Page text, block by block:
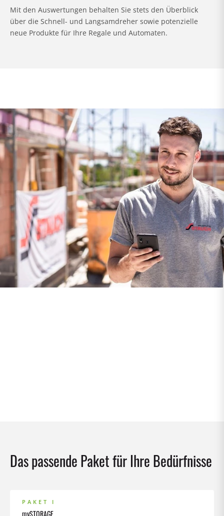
Mit den Auswertungen behalten Sie stets den Überblick
über die Schnell- und Langsamdreher sowie potenzielle
neue Produkte für Ihre Regale und Automaten.
Das passende Paket für Ihre Bedürfnisse
PAKET I
mySTORAGE